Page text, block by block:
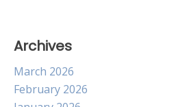
Archives
March 2026
February 2026